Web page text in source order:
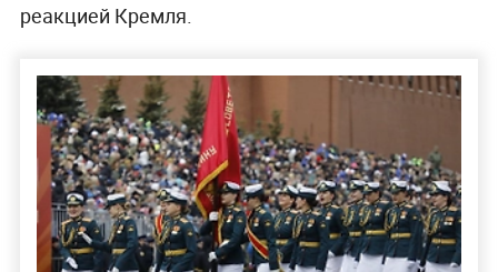
реакцией Кремля.